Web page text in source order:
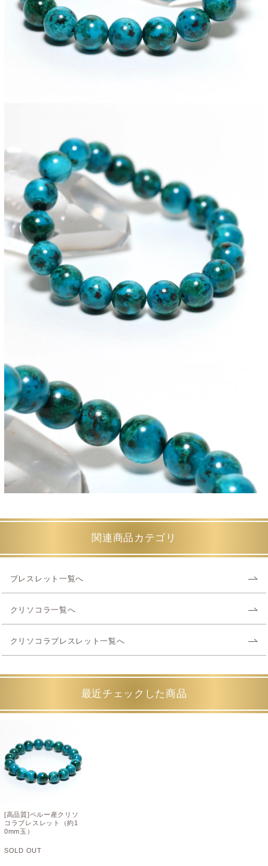
関連商品カテゴリ
ブレスレット一覧へ
クリソコラ一覧へ
クリソコラブレスレット一覧へ
最近チェックした商品
[高品質]ペルー産クリソ
コラブレスレット（約1
0mm玉）
SOLD OUT